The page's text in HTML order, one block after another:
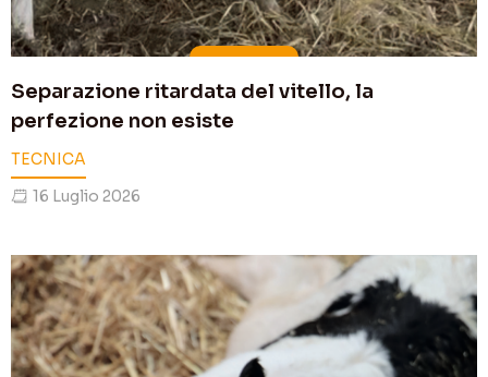
Separazione ritardata del vitello, la
perfezione non esiste
TECNICA
16 Luglio 2026